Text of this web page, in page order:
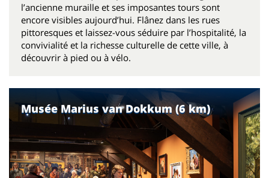
l’ancienne muraille et ses imposantes tours sont
encore visibles aujourd’hui. Flânez dans les rues
pittoresques et laissez-vous séduire par l’hospitalité, la
convivialité et la richesse culturelle de cette ville, à
découvrir à pied ou à vélo.
Musée Marius van Dokkum (6 km)